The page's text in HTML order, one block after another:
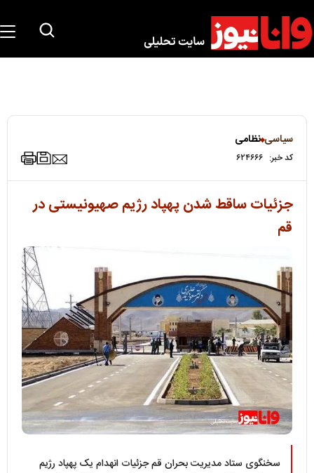
سیاسی نظامی
کد خبر: ۶۲۴۶۶۶
جزئیات ساقط شدن پهپاد رژیم صهیونیستی در
قم
سخنگوی ستاد مدیریت بحران قم جزئیات انهدام یک پهپاد رژیم